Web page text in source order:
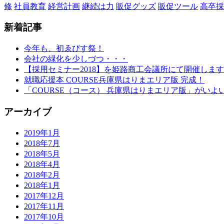
修 社員教育 経営計画 継続は力 販促グッズ 販促ツール 高卒
新着記事
今年も、初ゑびす祭！
会社の緑化を少しづつ・・・
【採用セミナー2018】を姫路商工会議所にて開催します
就職応援本 COURSE兵庫県はりまエリア版 完成！
「COURSE（コース） 兵庫県はりまエリア版」がいよ
アーカイブ
2019年1月
2018年7月
2018年5月
2018年4月
2018年2月
2018年1月
2017年12月
2017年11月
2017年10月